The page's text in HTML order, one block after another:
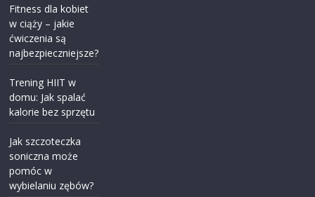
Fitness dla kobiet
w ciąży – jakie
ćwiczenia są
najbezpieczniejsze?
Trening HIIT w
domu: Jak spalać
kalorie bez sprzętu
Jak szczoteczka
soniczna może
pomóc w
wybielaniu zębów?